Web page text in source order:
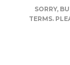
SORRY,
TERMS.